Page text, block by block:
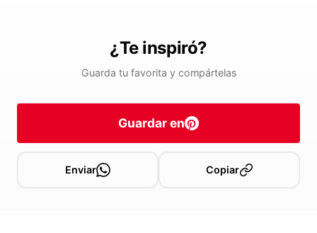
¿Te inspiró?
Guarda tu favorita y compártelas
Guardar en
Enviar Copiar